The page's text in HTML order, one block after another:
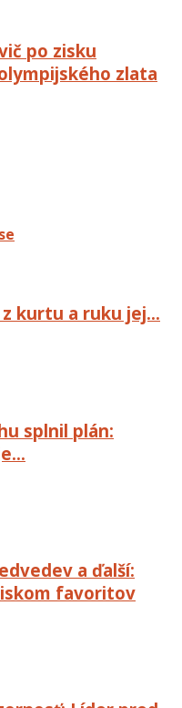
po zisku
zlata
z kurtu a ruku jej…
splnil plán:
a ďalší:
favoritov